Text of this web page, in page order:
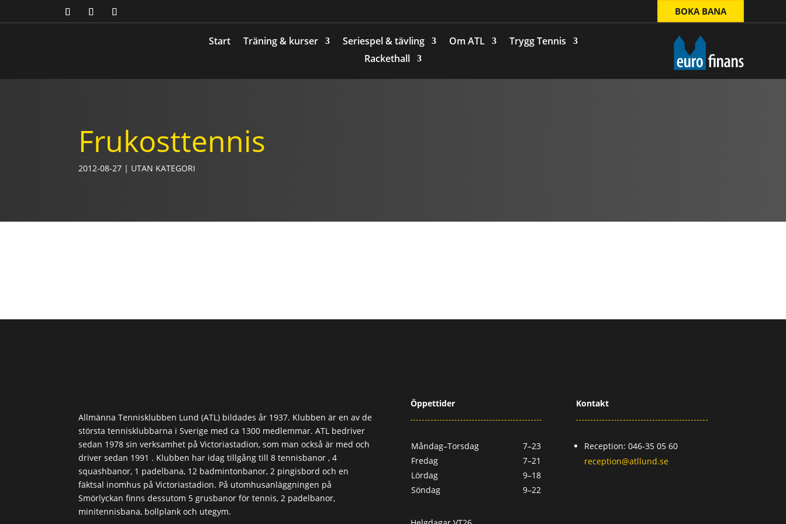
BOKA BANA
Start Träning & kurser Seriespel & tävling Om ATL
Trygg Tennis
Rackethall
Frukosttennis
2012-08-27 | UTAN KATEGORI
Allmänna Tennisklubben Lund (ATL) bildades år 1937. Klubben är en av de
största tennisklubbarna i Sverige med ca 1300 medlemmar. ATL bedriver
sedan 1978 sin verksamhet på Victoriastadion, som man också är med och
driver sedan 1991 . Klubben har idag tillgång till 8 tennisbanor , 4
squashbanor, 1 padelbana, 12 badmintonbanor, 2 pingisbord och en
fäktsal inomhus på Victoriastadion. På utomhusanläggningen på
Smörlyckan finns dessutom 5 grusbanor för tennis, 2 padelbanor,
minitennisbana, bollplank och utegym.
Öppettider
Måndag–Torsdag
7–23
Fredag
7–21
Lördag
9–18
Söndag
9–22
Kontakt
Reception: 046-35 05 60
reception@atllund.se